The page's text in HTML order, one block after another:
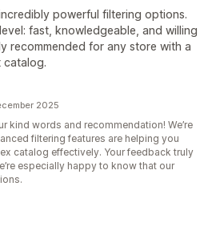
powerful filtering options.
fast, knowledgeable, and willing
recommended for any store with a
catalog.
2025
kind words and recommendation! We’re
filtering features are helping you
catalog effectively. Your feedback truly
especially happy to know that our